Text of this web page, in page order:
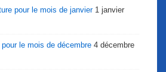
pour le mois de janvier 1 janvier
pour le mois de décembre 4 décembre